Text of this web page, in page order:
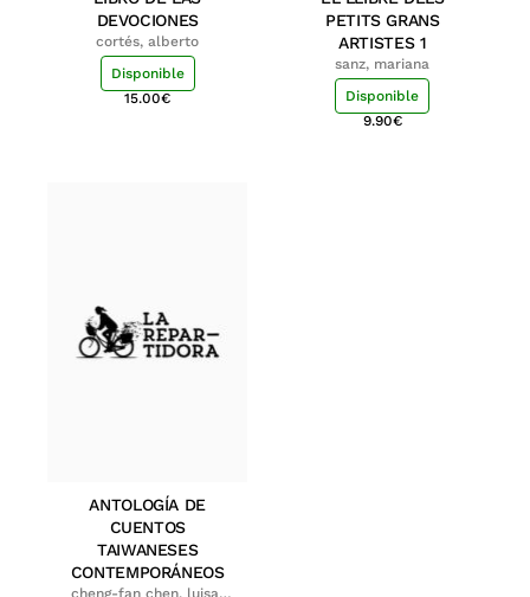
DEVOCIONES
cortés, alberto
Disponible
15.00€
PETITS GRANS
ARTISTES 1
sanz, mariana
Disponible
9.90€
ANTOLOGÍA DE
CUENTOS
TAIWANESES
CONTEMPORÁNEOS